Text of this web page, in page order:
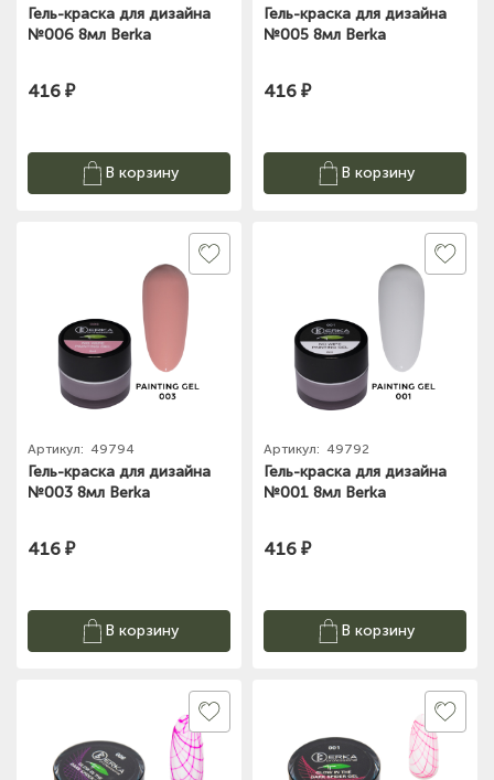
Гель-краска для дизайна
№006 8мл Berka
416 ₽
В корзину
Гель-краска для дизайна
№005 8мл Berka
416 ₽
В корзину
Артикул: 49794
Гель-краска для дизайна
№003 8мл Berka
416 ₽
В корзину
Артикул: 49792
Гель-краска для дизайна
№001 8мл Berka
416 ₽
В корзину